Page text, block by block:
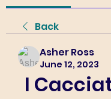
Back
Asher Ross
June 12, 2023
I